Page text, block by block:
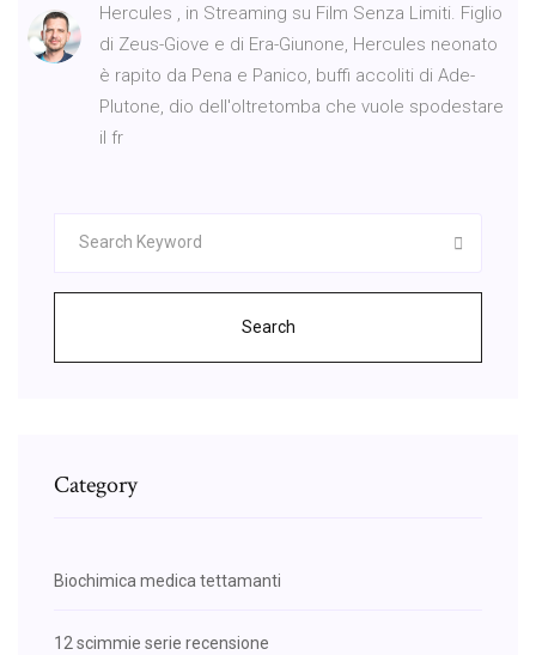
Hercules , in Streaming su Film Senza Limiti. Figlio
di Zeus-Giove e di Era-Giunone, Hercules neonato
è rapito da Pena e Panico, buffi accoliti di Ade-
Plutone, dio dell'oltretomba che vuole spodestare
il fr
Search
Category
Biochimica medica tettamanti
12 scimmie serie recensione